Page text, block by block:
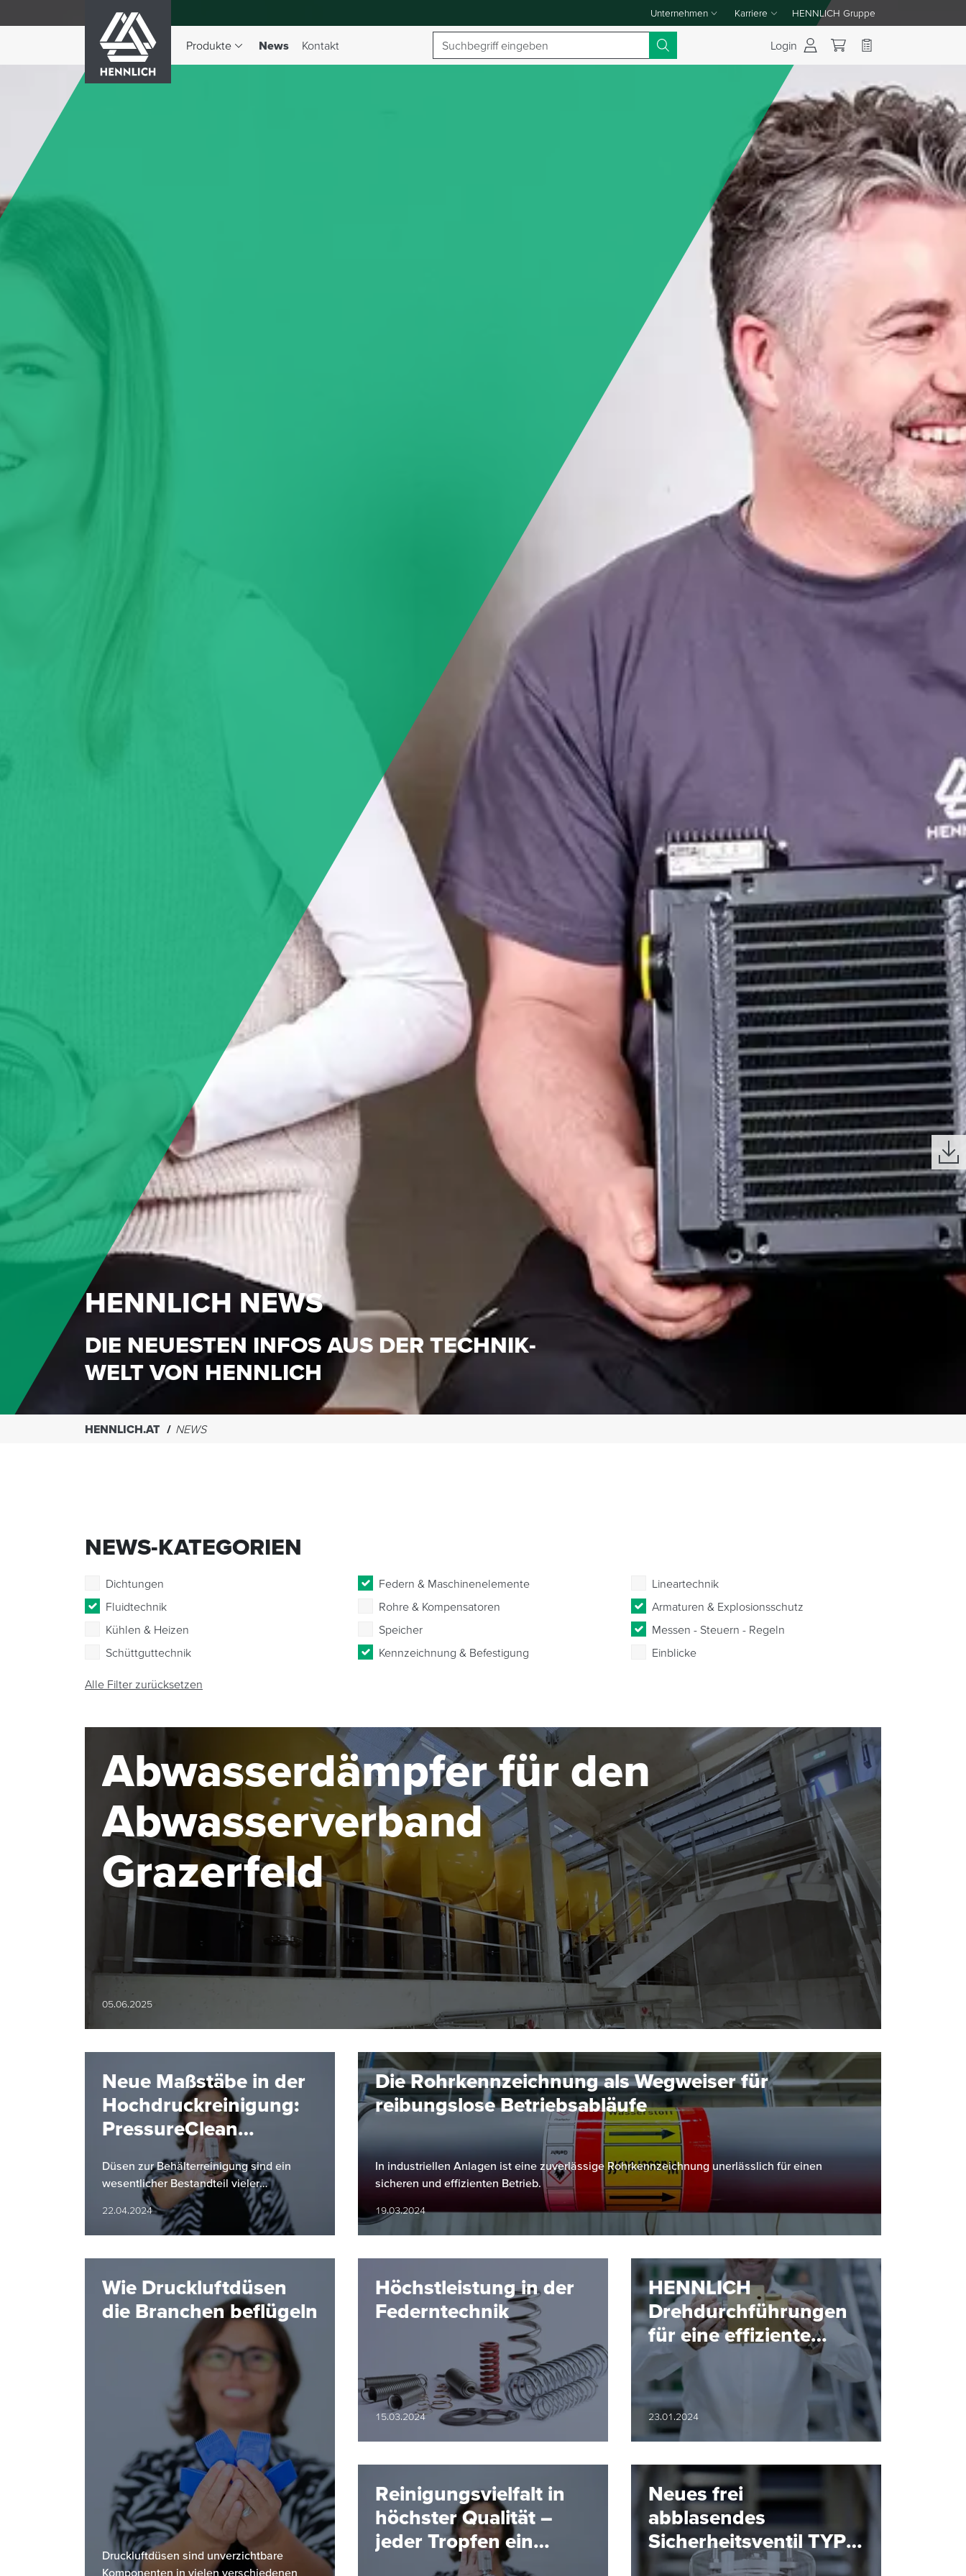
Unternehmen
Dropdown-Menü Unternehmen umschalten
Karriere
Dropdown-Menü Karriere umschalten
HENNLICH Gruppe
Produkte
Dropdown-Menü Produkte umschalten
News(aktiv)
Kontakt Suchbegriff Login
HENNLICH NEWS
DIE NEUESTEN INFOS AUS DER TECHNIK-
WELT VON HENNLICH
HENNLICH.AT NEWS
NEWS-KATEGORIEN
Dichtungen Federn & Maschinenelemente
Lineartechnik
Fluidtechnik
Rohre & Kompensatoren
Armaturen & Explosionsschutz
Kühlen & Heizen
Speicher
Messen - Steuern - Regeln
Schüttguttechnik
Kennzeichnung & Befestigung Einblicke
Alle Filter zurücksetzen
Abwasserdämpfer für den
Abwasserverband
Grazerfeld
05.06.2025
Neue Maßstäbe in der
Hochdruckreinigung:
PressureClean
Baureihe 5TP von
Lechler
Düsen zur Behälterreinigung sind ein
wesentlicher Bestandteil vieler
industrieller Produktionsabläufe und
Reinigungsprozesse.
22.04.2024
Die Rohrkennzeichnung als Wegweiser für
reibungslose Betriebsabläufe
In industriellen Anlagen ist eine zuverlässige Rohrkennzeichnung unerlässlich für einen
sicheren und effizienten Betrieb.
19.03.2024
Wie Druckluftdüsen
die Branchen beflügeln
Druckluftdüsen sind unverzichtbare
Komponenten in vielen verschiedenen
Höchstleistung in der
Federntechnik
15.03.2024
HENNLICH
Drehdurchführungen
für eine effiziente
Fertigung
23.01.2024
Reinigungsvielfalt in
höchster Qualität –
jeder Tropfen ein
Neues frei
abblasendes
Sicherheitsventil TYP
06C02